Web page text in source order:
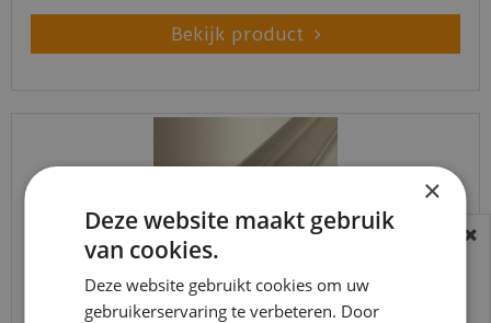
Bekijk product
BEREIKBAARHEID
In verband met de vakantie periode zijn wij
t/m 14 augustus telefonisch helaas niet
×
Deze website maakt gebruik
van cookies.
Deze website gebruikt cookies om uw
gebruikerservaring te verbeteren. Door